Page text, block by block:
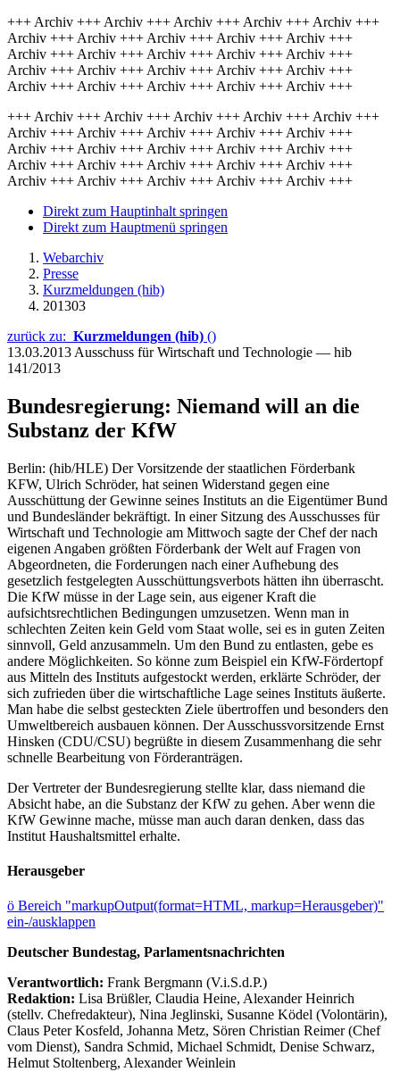
+++ Archiv +++ Archiv +++ Archiv +++ Archiv +++ Archiv +++
Archiv +++ Archiv +++ Archiv +++ Archiv +++ Archiv +++
Archiv +++ Archiv +++ Archiv +++ Archiv +++ Archiv +++
Archiv +++ Archiv +++ Archiv +++ Archiv +++ Archiv +++
Archiv +++ Archiv +++ Archiv +++ Archiv +++ Archiv +++
+++ Archiv +++ Archiv +++ Archiv +++ Archiv +++ Archiv +++
Archiv +++ Archiv +++ Archiv +++ Archiv +++ Archiv +++
Archiv +++ Archiv +++ Archiv +++ Archiv +++ Archiv +++
Archiv +++ Archiv +++ Archiv +++ Archiv +++ Archiv +++
Archiv +++ Archiv +++ Archiv +++ Archiv +++ Archiv +++
Direkt zum Hauptinhalt springen
Direkt zum Hauptmenü springen
Webarchiv
Presse
Kurzmeldungen (hib)
201303
zurück zu: Kurzmeldungen (hib) ()
13.03.2013 Ausschuss für Wirtschaft und Technologie — hib
141/2013
Bundesregierung: Niemand will an die
Substanz der KfW
Berlin: (hib/HLE) Der Vorsitzende der staatlichen Förderbank
KFW, Ulrich Schröder, hat seinen Widerstand gegen eine
Ausschüttung der Gewinne seines Instituts an die Eigentümer Bund
und Bundesländer bekräftigt. In einer Sitzung des Ausschusses für
Wirtschaft und Technologie am Mittwoch sagte der Chef der nach
eigenen Angaben größten Förderbank der Welt auf Fragen von
Abgeordneten, die Forderungen nach einer Aufhebung des
gesetzlich festgelegten Ausschüttungsverbots hätten ihn überrascht.
Die KfW müsse in der Lage sein, aus eigener Kraft die
aufsichtsrechtlichen Bedingungen umzusetzen. Wenn man in
schlechten Zeiten kein Geld vom Staat wolle, sei es in guten Zeiten
sinnvoll, Geld anzusammeln. Um den Bund zu entlasten, gebe es
andere Möglichkeiten. So könne zum Beispiel ein KfW-Fördertopf
aus Mitteln des Instituts aufgestockt werden, erklärte Schröder, der
sich zufrieden über die wirtschaftliche Lage seines Instituts äußerte.
Man habe die selbst gesteckten Ziele übertroffen und besonders den
Umweltbereich ausbauen können. Der Ausschussvorsitzende Ernst
Hinsken (CDU/CSU) begrüßte in diesem Zusammenhang die sehr
schnelle Bearbeitung von Förderanträgen.
Der Vertreter der Bundesregierung stellte klar, dass niemand die
Absicht habe, an die Substanz der KfW zu gehen. Aber wenn die
KfW Gewinne mache, müsse man auch daran denken, dass das
Institut Haushaltsmittel erhalte.
Herausgeber
ö Bereich "markupOutput(format=HTML, markup=Herausgeber)"
ein-/ausklappen
Deutscher Bundestag, Parlamentsnachrichten
Verantwortlich: Frank Bergmann (V.i.S.d.P.)
Redaktion: Lisa Brüßler, Claudia Heine, Alexander Heinrich
(stellv. Chefredakteur), Nina Jeglinski, Susanne Ködel (Volontärin),
Claus Peter Kosfeld, Johanna Metz, Sören Christian Reimer (Chef
vom Dienst), Sandra Schmid, Michael Schmidt, Denise Schwarz,
Helmut Stoltenberg, Alexander Weinlein